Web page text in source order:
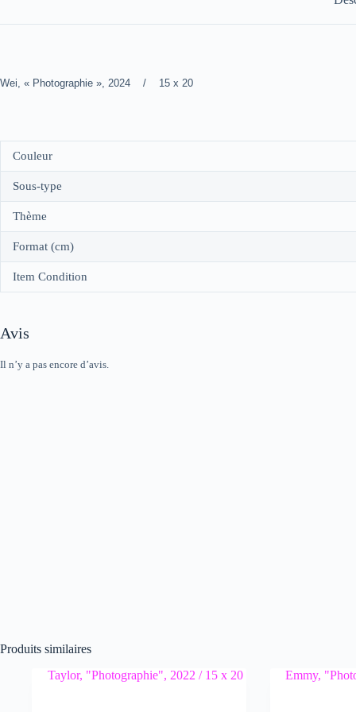
Wei, « Photographie », 2024 / 15 x 20
Couleur
Sous-type
Thème
Format (cm)
Item Condition
Avis
Il n’y a pas encore d’avis.
Produits similaires